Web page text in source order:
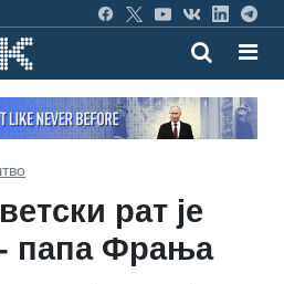
рат је
папа Фрања